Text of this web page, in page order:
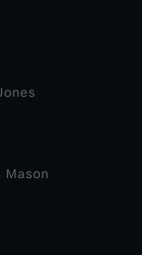
Mason